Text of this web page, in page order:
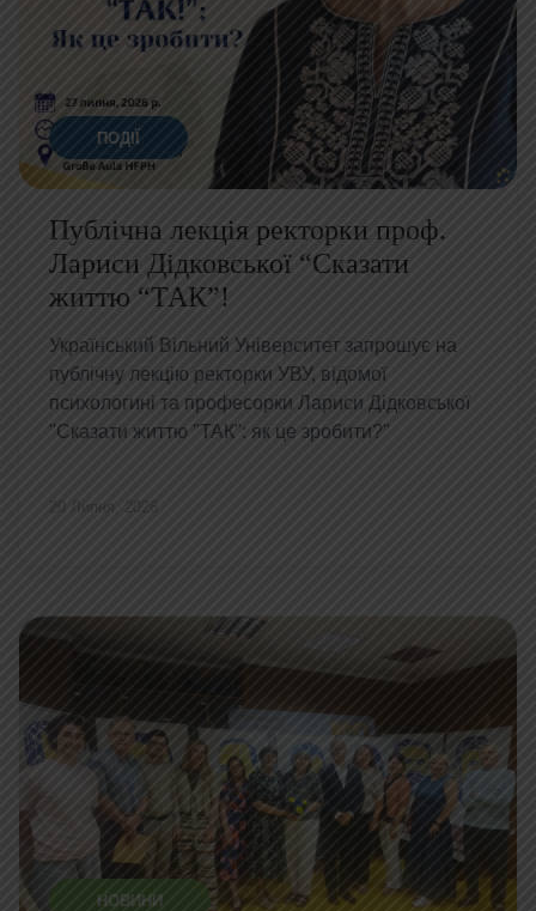
ПОДІЇ
Публічна лекція ректорки проф.
Лариси Дідковської “Сказати
життю “ТАК”!
Український Вільний Університет запрошує на
публічну лекцію ректорки УВУ, відомої
психологині та професорки Лариси Дідковської
"Сказати життю "ТАК": як це зробити?"
20 Липня, 2026
НОВИНИ